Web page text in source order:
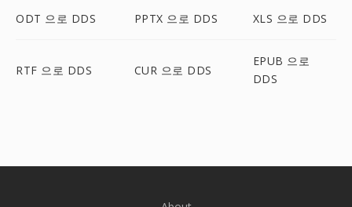
ODT 으로 DDS PPTX 으로 DDS XLS 으로 DDS
RTF 으로 DDS CUR 으로 DDS
EPUB 으로
DDS